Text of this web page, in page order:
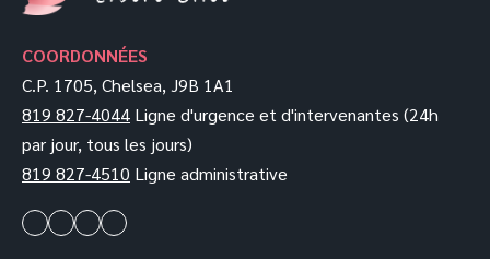
COORDONNÉES
C.P. 1705, Chelsea, J9B 1A1
819 827-4044 Ligne d'urgence et d'intervenantes (24h
par jour, tous les jours)
819 827-4510 Ligne administrative